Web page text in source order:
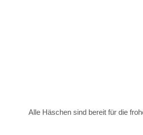
Alle Häschen sind bereit für die